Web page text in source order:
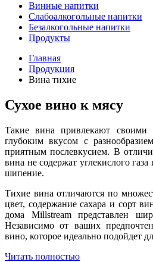
Винные напитки
Слабоалкогольные напитки
Безалкогольные напитки
Продукты
Главная
Продукция
Вина тихие
Сухое вино к мясу
Такие вина привлекают своими
глубоким вкусом с
приятным послевкусием. В
вина не содержат углекислого
шипение.
Тихие вина отличаются по
цвет, содержание сахара и сорт
дома Millstream представлен
Независимо от ваших
вино, которое идеально подойдет
Читать полностью